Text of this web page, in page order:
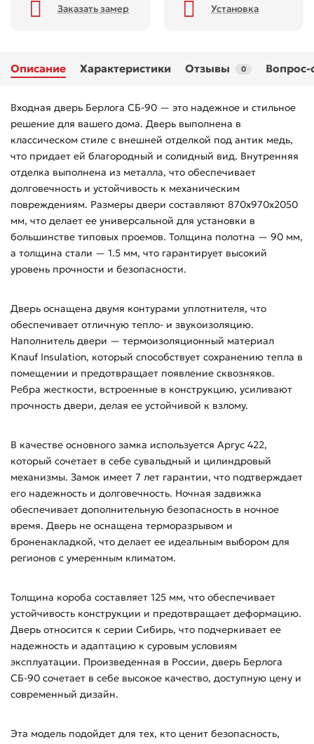
Заказать замер Установка
Описание Характеристики Отзывы 0 Вопрос-
Входная дверь Берлога СБ-90 — это надежное и стильное
решение для вашего дома. Дверь выполнена в
классическом стиле с внешней отделкой под антик медь,
что придает ей благородный и солидный вид. Внутренняя
отделка выполнена из металла, что обеспечивает
долговечность и устойчивость к механическим
повреждениям. Размеры двери составляют 870х970х2050
мм, что делает ее универсальной для установки в
большинстве типовых проемов. Толщина полотна — 90 мм,
а толщина стали — 1.5 мм, что гарантирует высокий
уровень прочности и безопасности.
Дверь оснащена двумя контурами уплотнителя, что
обеспечивает отличную тепло- и звукоизоляцию.
Наполнитель двери — термоизоляционный материал
Knauf Insulation, который способствует сохранению тепла в
помещении и предотвращает появление сквозняков.
Ребра жесткости, встроенные в конструкцию, усиливают
прочность двери, делая ее устойчивой к взлому.
В качестве основного замка используется Аргус 422,
который сочетает в себе сувальдный и цилиндровый
механизмы. Замок имеет 7 лет гарантии, что подтверждает
его надежность и долговечность. Ночная задвижка
обеспечивает дополнительную безопасность в ночное
время. Дверь не оснащена терморазрывом и
броненакладкой, что делает ее идеальным выбором для
регионов с умеренным климатом.
Толщина короба составляет 125 мм, что обеспечивает
устойчивость конструкции и предотвращает деформацию.
Дверь относится к серии Сибирь, что подчеркивает ее
надежность и адаптацию к суровым условиям
эксплуатации. Произведенная в России, дверь Берлога
СБ-90 сочетает в себе высокое качество, доступную цену и
современный дизайн.
Эта модель подойдет для тех, кто ценит безопасность,